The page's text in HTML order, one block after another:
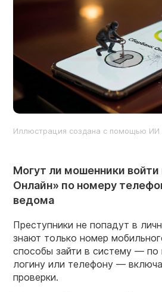
Иллюстрация создана с помощью ИИ
Могут ли мошенники войти
Онлайн» по номеру
ведома
Преступники не попадут в
знают только номер
способы зайти в систему — по
логину или телефону —
проверки.